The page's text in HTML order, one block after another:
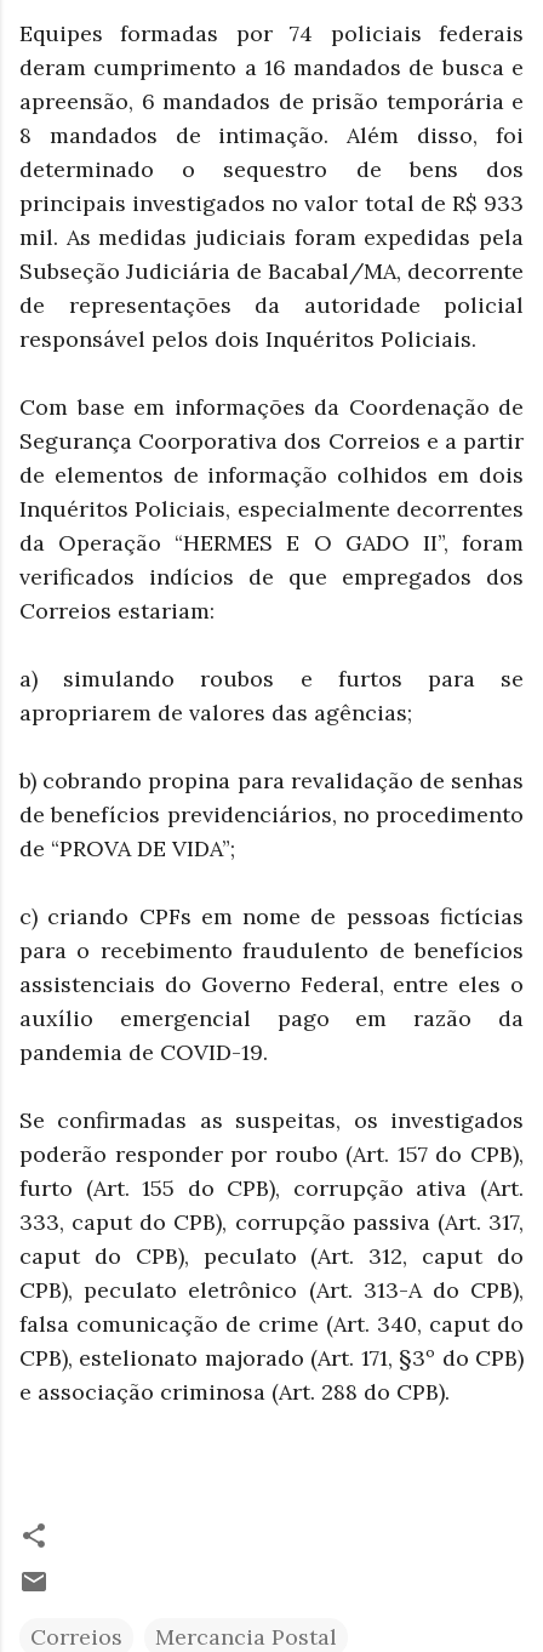
Equipes formadas por 74 policiais federais
deram cumprimento a 16 mandados de busca e
apreensão, 6 mandados de prisão temporária e
8 mandados de intimação. Além disso, foi
determinado o sequestro de bens dos
principais investigados no valor total de R$ 933
mil. As medidas judiciais foram expedidas pela
Subseção Judiciária de Bacabal/MA, decorrente
de representações da autoridade policial
responsável pelos dois Inquéritos Policiais.
Com base em informações da Coordenação de
Segurança Coorporativa dos Correios e a partir
de elementos de informação colhidos em dois
Inquéritos Policiais, especialmente decorrentes
da Operação “HERMES E O GADO II”, foram
verificados indícios de que empregados dos
Correios estariam:
a) simulando roubos e furtos para se
apropriarem de valores das agências;
b) cobrando propina para revalidação de senhas
de benefícios previdenciários, no procedimento
de “PROVA DE VIDA”;
c) criando CPFs em nome de pessoas fictícias
para o recebimento fraudulento de benefícios
assistenciais do Governo Federal, entre eles o
auxílio emergencial pago em razão da
pandemia de COVID-19.
Se confirmadas as suspeitas, os investigados
poderão responder por roubo (Art. 157 do CPB),
furto (Art. 155 do CPB), corrupção ativa (Art.
333, caput do CPB), corrupção passiva (Art. 317,
caput do CPB), peculato (Art. 312, caput do
CPB), peculato eletrônico (Art. 313-A do CPB),
falsa comunicação de crime (Art. 340, caput do
CPB), estelionato majorado (Art. 171, §3º do CPB)
e associação criminosa (Art. 288 do CPB).
Correios
Mercancia Postal